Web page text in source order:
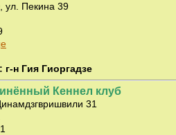
ул. Пекина 39
н Гия Гиоргадзе
Кеннел клуб
31